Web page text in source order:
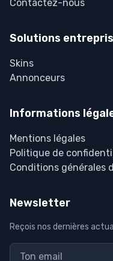
Contactez-nous
Solutions
Skins
Annonceurs
Informations
Mentions légales
Politique de
Conditions générales
Newsletter
Reçois nos dernières